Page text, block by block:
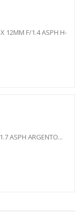
12MM F/1.4 ASPH H-
ASPH ARGENTO...